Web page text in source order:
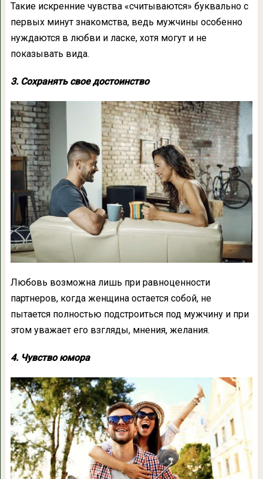
Такие искренние чувства «считываются» буквально с
первых минут знакомства, ведь мужчины особенно
нуждаются в любви и ласке, хотя могут и не
показывать вида.
3. Сохранять свое достоинство
Любовь возможна лишь при равноценности
партнеров, когда женщина остается собой, не
пытается полностью подстроиться под мужчину и при
этом уважает его взгляды, мнения, желания.
4. Чувство юмора